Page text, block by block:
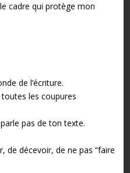
le cadre qui protège mon
de l’écriture.
les coupures
pas de ton texte.
de décevoir, de ne pas “faire